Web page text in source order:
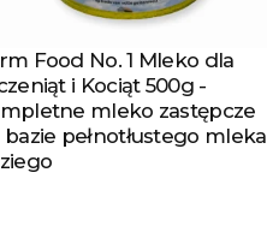
produkt
Food No. 1 Mleko dla
i Kociąt 500g -
mleko zastępcze
bazie pełnotłustego mleka
slajd